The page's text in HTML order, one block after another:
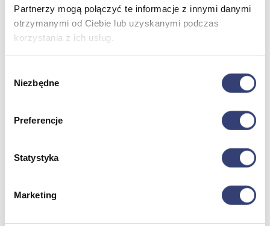
Partnerzy mogą połączyć te informacje z innymi danymi
otrzymanymi od Ciebie lub uzyskanymi podczas
korzystania z ich usług.
zgody
Niezbędne
Preferencje
Statystyka
Marketing
Spa & Wellness
Zdrowie i uroda
Wróć